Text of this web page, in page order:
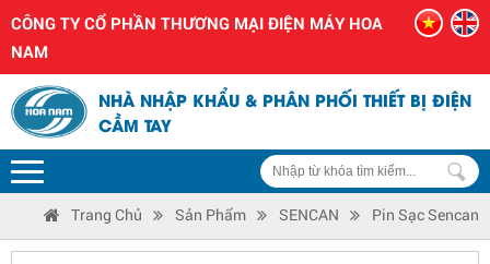
CÔNG TY CỔ PHẦN THƯƠNG MẠI ĐIỆN MÁY HOA
NAM
NHÀ NHẬP KHẨU & PHÂN PHỐI THIẾT BỊ ĐIỆN
CẦM TAY
Trang Chủ Sản Phẩm SENCAN Pin Sạc Sencan